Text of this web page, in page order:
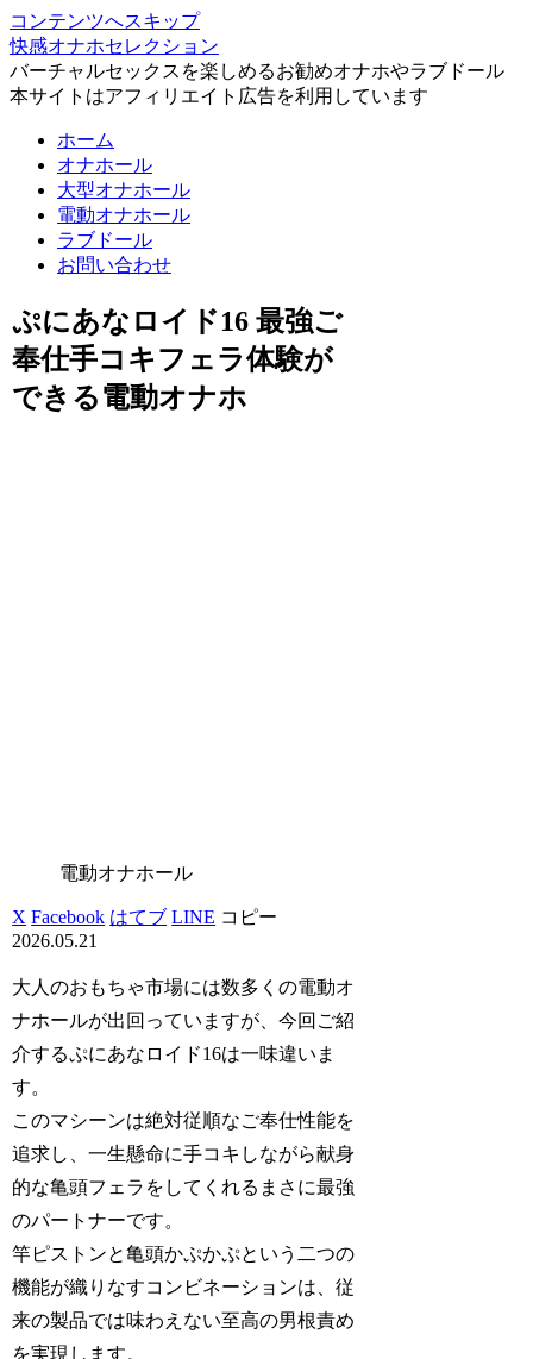
コンテンツへスキップ
快感オナホセレクション
バーチャルセックスを楽しめるお勧めオナホやラブドール
本サイトはアフィリエイト広告を利用しています
ホーム
オナホール
大型オナホール
電動オナホール
ラブドール
お問い合わせ
ぷにあなロイド16 最強ご
奉仕手コキフェラ体験が
できる電動オナホ
電動オナホール
X Facebook はてブ LINE コピー
2026.05.21
大人のおもちゃ市場には数多くの電動オ
ナホールが出回っていますが、今回ご紹
介するぷにあなロイド16は一味違いま
す。
このマシーンは絶対従順なご奉仕性能を
追求し、一生懸命に手コキしながら献身
的な亀頭フェラをしてくれるまさに最強
のパートナーです。
竿ピストンと亀頭かぷかぷという二つの
機能が織りなすコンビネーションは、従
来の製品では味わえない至高の男根責め
を実現します。